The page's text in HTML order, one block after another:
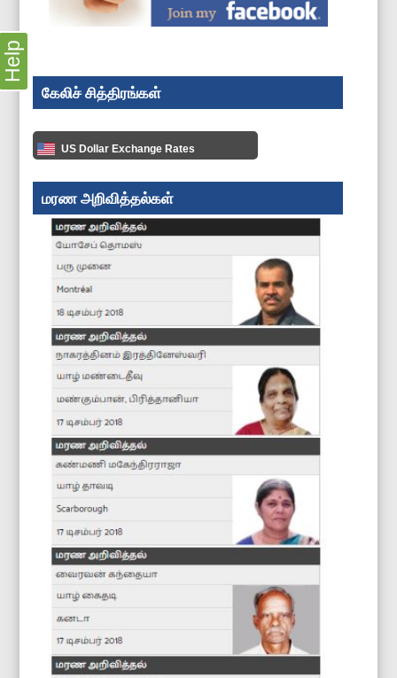
கேலிச் சித்திரங்கள்
US Dollar Exchange Rates
மரண அறிவித்தல்கள்
Help